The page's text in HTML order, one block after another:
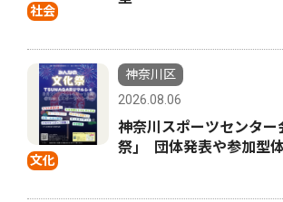
社会
文化
神奈川区
2026.08.06
神奈川スポーツセンター
祭｣ 団体発表や参加型